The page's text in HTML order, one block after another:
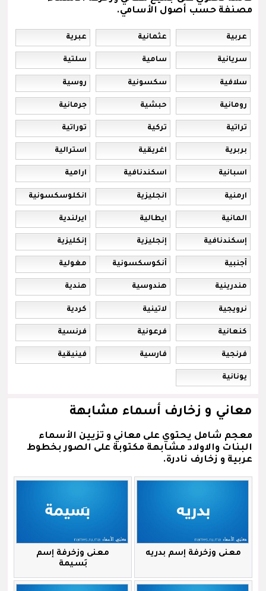
مصنفة حسب أصول الأسامي.
عربية عثمانية عبرية
سريانية سامية سلتية
سلافية سكسونية روسية
رومانية حبشية جرمانية
تراتية تركية توراتية
بربرية اغريقية استرالية
اسبانية اسكندنافية ارامية
ارمنية انجليزية انكلوسكسونية
المانية ايطالية ايرلندية
إسكندنافية إنجليزية إنكليزية
أجنبية أنكوسكسونية مغولية
مندرينية هندوسية هندية
نرويجية لاتينية كردية
كنعانية فرعونية فرنسية
فرنجية فارسية فينيقية
يونانية
معاني و زخارف أسماء مشابهة
معجم شامل يحتوي على معاني و تزيين الأسماء
البنات والاولاد مشابهة مكتوبة على الصور بخطوط
عربية و زخارف نادرة.
معنى وزخرفة إسم بدريه
معنى وزخرفة إسم
بَسيمة